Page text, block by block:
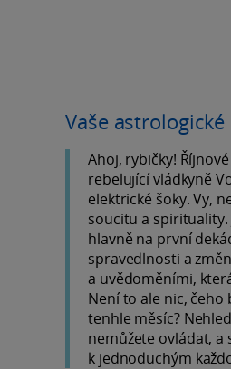
Vaše
Ahoj, rybičky!
rebelující vládkyně
elektrické šoky. Vy,
soucitu a spirituality.
hlavně na první
spravedlnosti a
a uvědoměními,
Není to ale nic,
tenhle měsíc?
nemůžete ovládat,
k jednoduchým